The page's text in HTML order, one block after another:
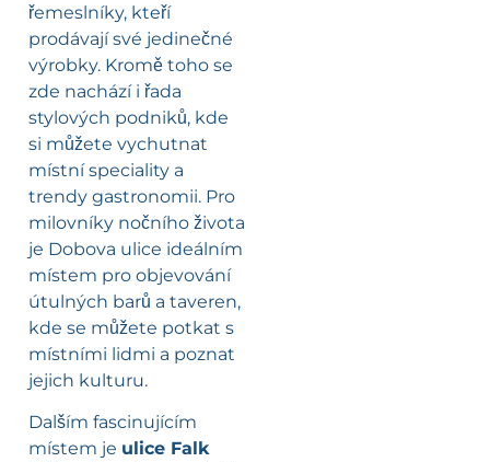
řemeslníky, kteří
prodávají své jedinečné
výrobky. Kromě toho se
zde nachází i řada
stylových podniků, kde
si můžete vychutnat
místní speciality a
trendy gastronomii. Pro
milovníky nočního života
je Dobova ulice ideálním
místem pro objevování
útulných barů a taveren,
kde se můžete potkat s
místními lidmi a poznat
jejich kulturu.
Dalším fascinujícím
místem je ulice Falk